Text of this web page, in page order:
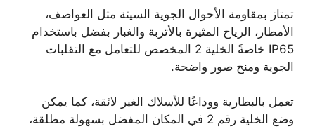
تمتاز بمقاومة الأحوال الجوية السيئة مثل العواصف،
الأمطار، الرياح المثيرة بالأتربة والغبار بفضل باستخدام
IP65 خاصةً الخلية 2 المخصص للتعامل مع التقلبات
الجوية ومنح صور واضحة.
تعمل بالبطارية ووداعًا للأسلاك الغير لائقة، كما يمكن
وضع الخلية رقم 2 في المكان المفضل بسهولة مطلقة،